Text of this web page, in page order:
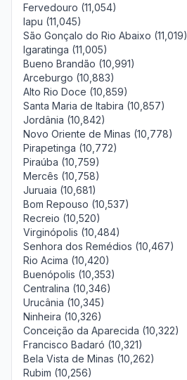
Fervedouro (11,054)
Iapu (11,045)
São Gonçalo do Rio Abaixo (11,019)
Igaratinga (11,005)
Bueno Brandão (10,991)
Arceburgo (10,883)
Alto Rio Doce (10,859)
Santa Maria de Itabira (10,857)
Jordânia (10,842)
Novo Oriente de Minas (10,778)
Pirapetinga (10,772)
Piraúba (10,759)
Mercês (10,758)
Juruaia (10,681)
Bom Repouso (10,537)
Recreio (10,520)
Virginópolis (10,484)
Senhora dos Remédios (10,467)
Rio Acima (10,420)
Buenópolis (10,353)
Centralina (10,346)
Urucânia (10,345)
Ninheira (10,326)
Conceição da Aparecida (10,322)
Francisco Badaró (10,321)
Bela Vista de Minas (10,262)
Rubim (10,256)